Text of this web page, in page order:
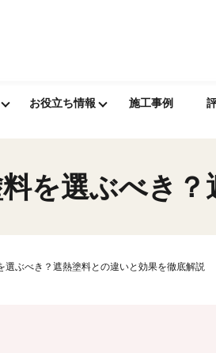
お役立ち情報 施工事例
を選ぶべき
選ぶべき？遮熱塗料との違いと効果を徹底解説